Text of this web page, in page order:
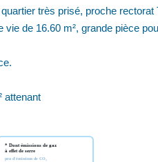
très prisé, proche
de 16.60 m², grande pièce
attenant